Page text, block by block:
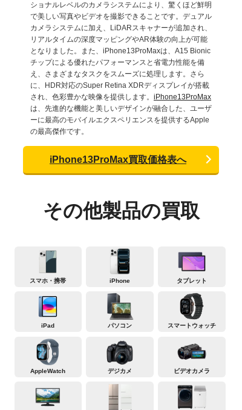
ショナルレベルのカメラシステムにより、驚くほど鮮明
で美しい写真やビデオを撮影できることです。デュアル
カメラシステムに加え、LiDARスキャナーが追加され、
リアルタイムの深度マッピングやAR体験の向上が可能
となりました。また、iPhone13ProMaxは、A15 Bionic
チップによる優れたパフォーマンスと省電力性能を備
え、さまざまなタスクをスムーズに処理します。さら
に、HDR対応のSuper Retina XDRディスプレイが搭載
され、色彩豊かな映像を提供します。 iPhone13ProMax
は、先進的な機能と美しいデザインが融合した、ユーザ
ーに最高のモバイルエクスペリエンスを提供するApple
の最高傑作です。
iPhone13ProMax買取価格表へ
その他製品の買取
スマホ・携帯 iPhone タブレット
iPad パソコン スマートウォッチ
AppleWatch デジカメ ビデオカメラ